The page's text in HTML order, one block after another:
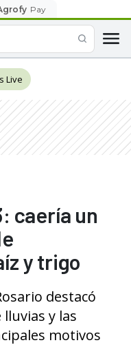
Pay
Live
caería un
y trigo
destacó
y las
motivos